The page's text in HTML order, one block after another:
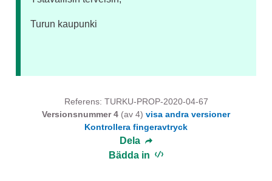
Turun kaupunki
Referens: TURKU-PROP-2020-04-67
Versionsnummer 4 (av 4) visa andra versioner
Kontrollera fingeravtryck
Dela
Bädda in